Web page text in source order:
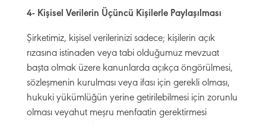
4- Kişisel Verilerin Üçüncü Kişilerle Paylaşılması
Şirketimiz, kişisel verilerinizi sadece; kişilerin açık
rızasına istinaden veya tabi olduğumuz mevzuat
başta olmak üzere kanunlarda açıkça öngörülmesi,
sözleşmenin kurulması veya ifası için gerekli olması,
hukuki yükümlüğün yerine getirilebilmesi için zorunlu
olması veyahut meşru menfaatin gerektirmesi